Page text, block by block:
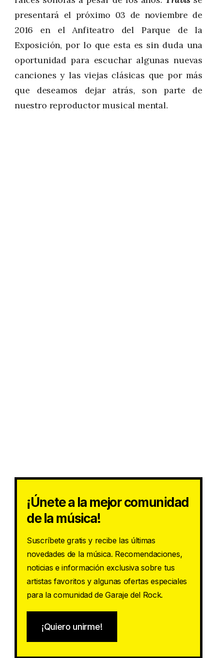
presentará el próximo 03 de noviembre de
2016 en el Anfiteatro del Parque de la
Exposición, por lo que esta es sin duda una
oportunidad para escuchar algunas nuevas
canciones y las viejas clásicas que por más
que deseamos dejar atrás, son parte de
nuestro reproductor musical mental.
¡Únete a la mejor comunidad
de la música!
Suscríbete gratis y recibe las últimas
novedades de la música. Recomendaciones,
noticias e información exclusiva sobre tus
artistas favoritos y algunas ofertas especiales
para la comunidad de Garaje del Rock.
¡Quiero unirme!